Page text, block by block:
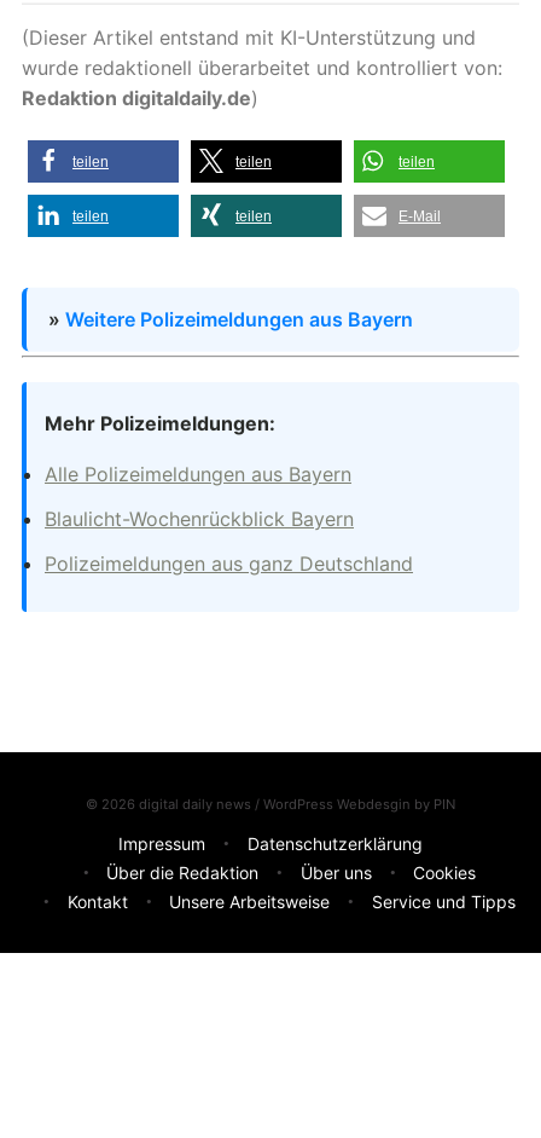
(Dieser Artikel entstand mit KI-Unterstützung und
wurde redaktionell überarbeitet und kontrolliert von:
Redaktion digitaldaily.de)
teilen teilen teilen
teilen teilen E-Mail
» Weitere Polizeimeldungen aus Bayern
Mehr Polizeimeldungen:
Alle Polizeimeldungen aus Bayern
Blaulicht-Wochenrückblick Bayern
Polizeimeldungen aus ganz Deutschland
© 2026 digital daily news / WordPress Webdesgin by PIN
Impressum
Datenschutzerklärung
Über die Redaktion
Über uns
Cookies
Kontakt
Unsere Arbeitsweise Service und Tipps